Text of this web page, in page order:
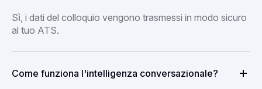
Sì, i dati del colloquio vengono trasmessi in modo sicuro
al tuo ATS.
Come funziona l'intelligenza conversazionale?